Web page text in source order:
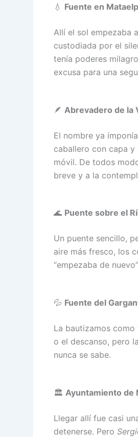
💧 Fuente en
Allí el sol empezaba
custodiada por el
tenía poderes
excusa para una
🪶 Abrevadero de la
El nombre ya
caballero con capa y
móvil. De todos
breve y a la
🌊 Puente sobre el
Un puente sencillo,
aire más fresco, los
“empezaba de
💦 Fuente del
La bautizamos como
o el descanso, pero
nunca se sabe.
🏛️ Ayuntamiento de
Llegar allí fue casi
detenerse. Pero